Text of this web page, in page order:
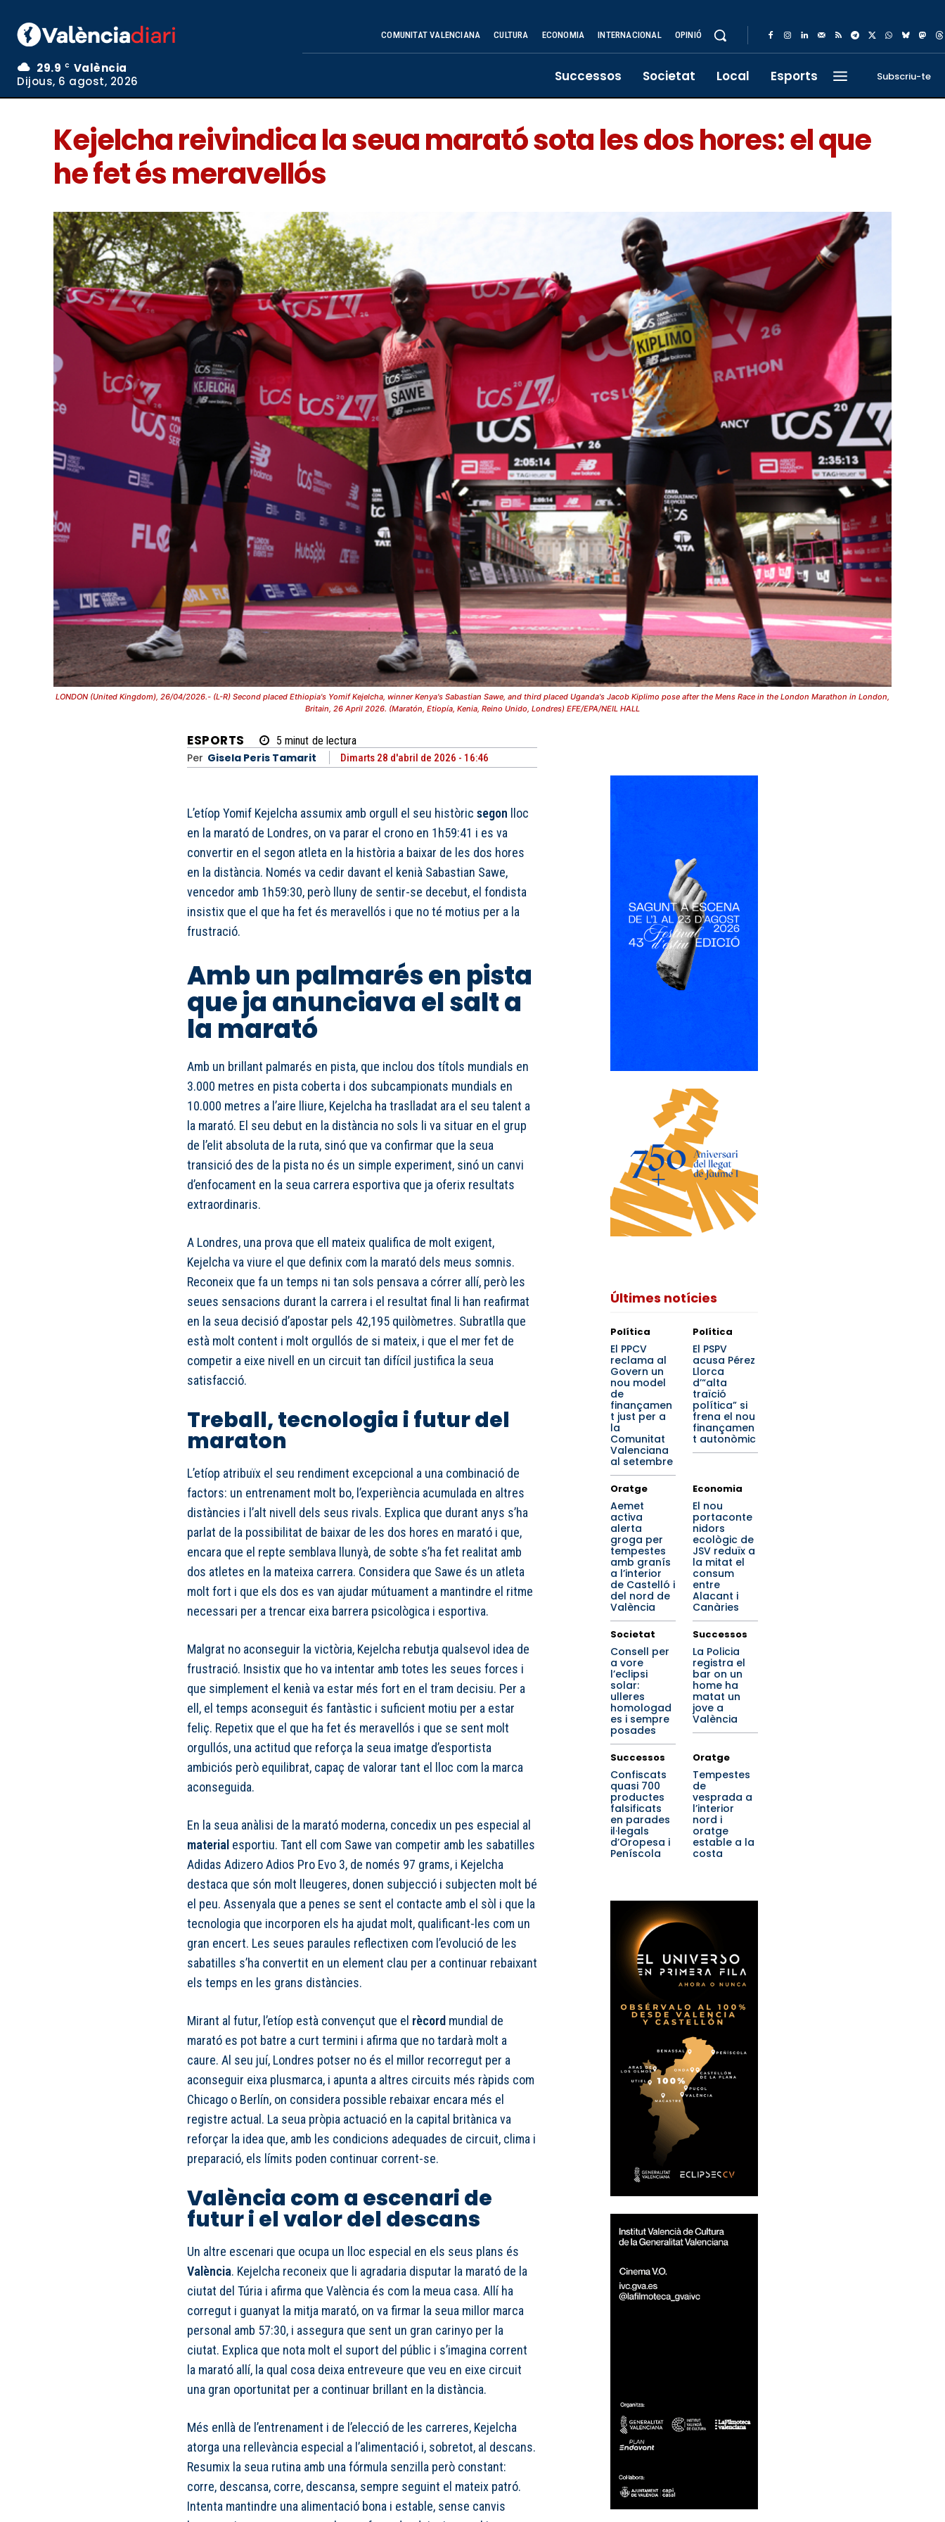
29.9 C
València
Dijous, 6 agost, 2026
COMUNITAT VALENCIANA CULTURA ECONOMIA INTERNACIONAL OPINIÓ
Successos Societat Local Esports Subscriu-te
Kejelcha reivindica la seua marató sota les dos hores: el que
he fet és meravellós
LONDON (United Kingdom), 26/04/2026.- (L-R) Second placed Ethiopia's Yomif Kejelcha, winner Kenya's Sabastian Sawe, and third placed Uganda's Jacob Kiplimo pose after the Mens Race in the London Marathon in London,
Britain, 26 April 2026. (Maratón, Etiopía, Kenia, Reino Unido, Londres) EFE/EPA/NEIL HALL
ESPORTS 5 minut de lectura
Per Gisela Peris Tamarit Dimarts 28 d'abril de 2026 - 16:46
L’etíop Yomif Kejelcha assumix amb orgull el seu històric segon lloc
en la marató de Londres, on va parar el crono en 1h59:41 i es va
convertir en el segon atleta en la història a baixar de les dos hores
en la distància. Només va cedir davant el kenià Sabastian Sawe,
vencedor amb 1h59:30, però lluny de sentir-se decebut, el fondista
insistix que el que ha fet és meravellós i que no té motius per a la
frustració.
Amb un palmarés en pista
que ja anunciava el salt a
la marató
Amb un brillant palmarés en pista, que inclou dos títols mundials en
3.000 metres en pista coberta i dos subcampionats mundials en
10.000 metres a l’aire lliure, Kejelcha ha traslladat ara el seu talent a
la marató. El seu debut en la distància no sols li va situar en el grup
de l’elit absoluta de la ruta, sinó que va confirmar que la seua
transició des de la pista no és un simple experiment, sinó un canvi
d’enfocament en la seua carrera esportiva que ja oferix resultats
extraordinaris.
A Londres, una prova que ell mateix qualifica de molt exigent,
Kejelcha va viure el que definix com la marató dels meus somnis.
Reconeix que fa un temps ni tan sols pensava a córrer allí, però les
seues sensacions durant la carrera i el resultat final li han reafirmat
en la seua decisió d’apostar pels 42,195 quilòmetres. Subratlla que
està molt content i molt orgullós de si mateix, i que el mer fet de
competir a eixe nivell en un circuit tan difícil justifica la seua
satisfacció.
Treball, tecnologia i futur del
maraton
L’etíop atribuïx el seu rendiment excepcional a una combinació de
factors: un entrenament molt bo, l’experiència acumulada en altres
distàncies i l’alt nivell dels seus rivals. Explica que durant anys s’ha
parlat de la possibilitat de baixar de les dos hores en marató i que,
encara que el repte semblava llunyà, de sobte s’ha fet realitat amb
dos atletes en la mateixa carrera. Considera que Sawe és un atleta
molt fort i que els dos es van ajudar mútuament a mantindre el ritme
necessari per a trencar eixa barrera psicològica i esportiva.
Malgrat no aconseguir la victòria, Kejelcha rebutja qualsevol idea de
frustració. Insistix que ho va intentar amb totes les seues forces i
que simplement el kenià va estar més fort en el tram decisiu. Per a
ell, el temps aconseguit és fantàstic i suficient motiu per a estar
feliç. Repetix que el que ha fet és meravellós i que se sent molt
orgullós, una actitud que reforça la seua imatge d’esportista
ambiciós però equilibrat, capaç de valorar tant el lloc com la marca
aconseguida.
En la seua anàlisi de la marató moderna, concedix un pes especial al
material esportiu. Tant ell com Sawe van competir amb les sabatilles
Adidas Adizero Adios Pro Evo 3, de només 97 grams, i Kejelcha
destaca que són molt lleugeres, donen subjecció i subjecten molt bé
el peu. Assenyala que a penes se sent el contacte amb el sòl i que la
tecnologia que incorporen els ha ajudat molt, qualificant-les com un
gran encert. Les seues paraules reflectixen com l’evolució de les
sabatilles s’ha convertit en un element clau per a continuar rebaixant
els temps en les grans distàncies.
Mirant al futur, l’etíop està convençut que el rècord mundial de
marató es pot batre a curt termini i afirma que no tardarà molt a
caure. Al seu juí, Londres potser no és el millor recorregut per a
aconseguir eixa plusmarca, i apunta a altres circuits més ràpids com
Chicago o Berlín, on considera possible rebaixar encara més el
registre actual. La seua pròpia actuació en la capital britànica va
reforçar la idea que, amb les condicions adequades de circuit, clima i
preparació, els límits poden continuar corrent-se.
València com a escenari de
futur i el valor del descans
Un altre escenari que ocupa un lloc especial en els seus plans és
València. Kejelcha reconeix que li agradaria disputar la marató de la
ciutat del Túria i afirma que València és com la meua casa. Allí ha
corregut i guanyat la mitja marató, on va firmar la seua millor marca
personal amb 57:30, i assegura que sent un gran carinyo per la
ciutat. Explica que nota molt el suport del públic i s’imagina corrent
la marató allí, la qual cosa deixa entreveure que veu en eixe circuit
una gran oportunitat per a continuar brillant en la distància.
Més enllà de l’entrenament i de l’elecció de les carreres, Kejelcha
atorga una rellevància especial a l’alimentació i, sobretot, al descans.
Resumix la seua rutina amb una fórmula senzilla però constant:
corre, descansa, corre, descansa, sempre seguint el mateix patró.
Intenta mantindre una alimentació bona i estable, sense canvis
Últimes notícies
Política
El PPCV
reclama al
Govern un
nou model
de
finançamen
t just per a
la
Comunitat
Valenciana
al setembre
Política
El PSPV
acusa Pérez
Llorca
d’“alta
traïció
política” si
frena el nou
finançamen
t autonòmic
Oratge
Aemet
activa
alerta
groga per
tempestes
amb granís
a l’interior
de Castelló i
del nord de
València
Economia
El nou
portaconte
nidors
ecològic de
JSV reduïx a
la mitat el
consum
entre
Alacant i
Canàries
Societat
Consell per
a vore
l’eclipsi
solar:
ulleres
homologad
es i sempre
posades
Successos
La Policia
registra el
bar on un
home ha
matat un
jove a
València
Successos
Confiscats
quasi 700
productes
falsificats
en parades
il·legals
d’Oropesa i
Peníscola
Oratge
Tempestes
de
vesprada a
l’interior
nord i
oratge
estable a la
costa